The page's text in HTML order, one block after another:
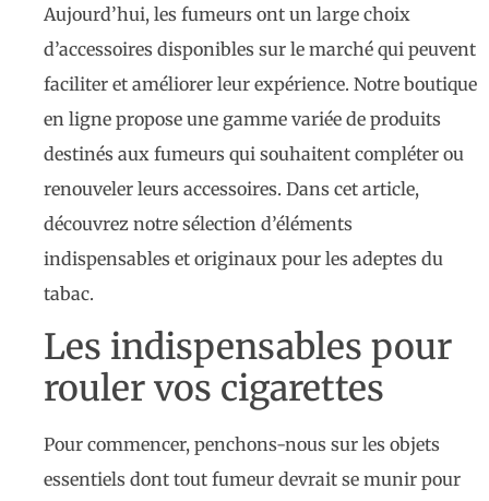
Aujourd’hui, les fumeurs ont un large choix
d’accessoires disponibles sur le marché qui peuvent
faciliter et améliorer leur expérience. Notre boutique
en ligne propose une gamme variée de produits
destinés aux fumeurs qui souhaitent compléter ou
renouveler leurs accessoires. Dans cet article,
découvrez notre sélection d’éléments
indispensables et originaux pour les adeptes du
tabac.
Les indispensables pour
rouler vos cigarettes
Pour commencer, penchons-nous sur les objets
essentiels dont tout fumeur devrait se munir pour